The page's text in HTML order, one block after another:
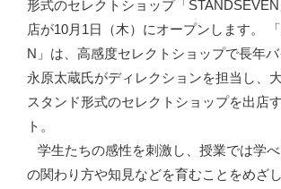
形式のセレクトショップ「
店が10月1日（木）にオープンします。
N」は、高感度セレクトショップで長年
永原太蔵氏がディレクションを担当し、
スタンド形式のセレクトショップを出店
ト。
学生たちの感性を刺激し、授業では学
の関わり方や知見などを育むことをめざ